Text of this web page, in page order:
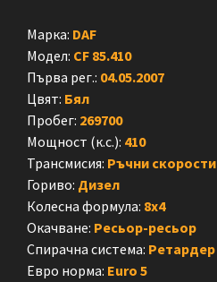
Марка: DAF
Модел: CF 85.410
Първа рег.: 04.05.2007
Цвят: Бял
Пробег: 269700
Мощност (к.с.): 410
Трансмисия: Ръчни скорости
Гориво: Дизел
Колесна формула: 8x4
Окачване: Ресьор-ресьор
Спирачна система: Ретардер
Евро норма: Euro 5